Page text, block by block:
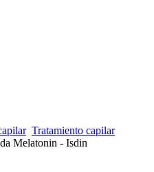
Tratamiento capilar
Melatonin - Isdin